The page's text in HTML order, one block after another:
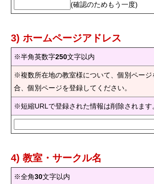
(確認のためもう一度)
3) ホームページアドレス
※半角英数字250文字以内
※複数所在地の教室様について、個別ページ
合、個別ページを登録してください。
※短縮URLで登録された情報は削除されます
4) 教室・サークル名
※全角30文字以内